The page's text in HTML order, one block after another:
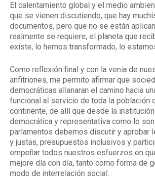
El calentamiento global y el medio
que se vienen discutiendo, que hay
documentos, pero que no se están
realmente se requiere, el planeta que
existe, lo hemos transformado, lo
Como reflexión final y con la venia de
anfitriones, me permito afirmar que
democráticas allanaran el camino hacia
funcional al servicio de toda la población
continente, de allí que desde la
democrática y representativa como lo
parlamentos debemos discutir y aprobar
y justas, presupuestos inclusivos y
empeñar todos nuestros esfuerzos en
mejore día con día, tanto como forma de
modo de interrelación social.